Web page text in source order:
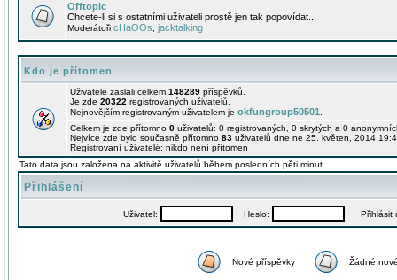
Offtopic
Chcete-li si s ostatními uživateli prostě jen tak popovídat...
Moderátoři cHaOOs jacktalking
Kdo je přítomen
Uživatelé zaslali celkem 148289 příspěvků.
Je zde 20322 registrovaných uživatelů.
Nejnovějším registrovaným uživatelem je okfungroup50501
Celkem je zde přítomno 0 uživatelů: 0 registrovaných, 0 skrytých a 0
Nejvíce zde bylo současně přítomno 83 uživatelů dne ne 25. květen, 2014
Registrovaní uživatelé: nikdo není přítomen
Tato data jsou založena na aktivitě uživatelů během posledních pěti minut
Přihlášení
Uživatel: Heslo: Přihlásit
Nové příspěvky Žádné